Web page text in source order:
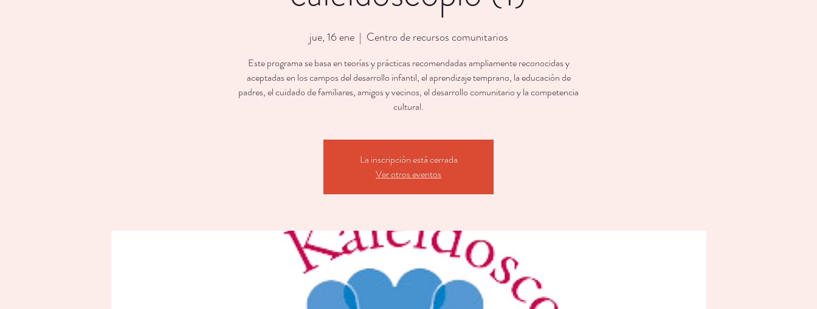
jue, 16 ene
  |
Centro de recursos comunitarios
Este programa se basa en teorías y prácticas recomendadas ampliamente reconocidas y
aceptadas en los campos del desarrollo infantil, el aprendizaje temprano, la educación de
padres, el cuidado de familiares, amigos y vecinos, el desarrollo comunitario y la competencia
cultural.
La inscripción está cerrada
Ver otros eventos